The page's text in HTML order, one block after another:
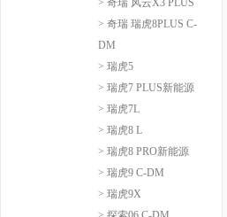
> 奇瑞 瑞虎8PLUS C-
DM
> 瑞虎5
> 瑞虎7 PLUS新能源
> 瑞虎7L
> 瑞虎8 L
> 瑞虎8 PRO新能源
> 瑞虎9 C-DM
> 瑞虎9X